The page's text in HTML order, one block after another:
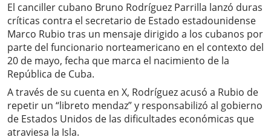
El canciller cubano Bruno Rodríguez Parrilla lanzó duras
críticas contra el secretario de Estado estadounidense
Marco Rubio tras un mensaje dirigido a los cubanos por
parte del funcionario norteamericano en el contexto del
20 de mayo, fecha que marca el nacimiento de la
República de Cuba.
A través de su cuenta en X, Rodríguez acusó a Rubio de
repetir un “libreto mendaz” y responsabilizó al gobierno
de Estados Unidos de las dificultades económicas que
atraviesa la Isla.